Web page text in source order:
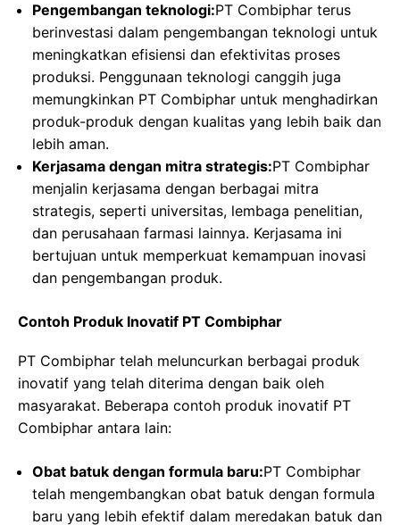
Pengembangan teknologi:PT Combiphar terus
berinvestasi dalam pengembangan teknologi untuk
meningkatkan efisiensi dan efektivitas proses
produksi. Penggunaan teknologi canggih juga
memungkinkan PT Combiphar untuk menghadirkan
produk-produk dengan kualitas yang lebih baik dan
lebih aman.
Kerjasama dengan mitra strategis:PT Combiphar
menjalin kerjasama dengan berbagai mitra
strategis, seperti universitas, lembaga penelitian,
dan perusahaan farmasi lainnya. Kerjasama ini
bertujuan untuk memperkuat kemampuan inovasi
dan pengembangan produk.
Contoh Produk Inovatif PT Combiphar
PT Combiphar telah meluncurkan berbagai produk
inovatif yang telah diterima dengan baik oleh
masyarakat. Beberapa contoh produk inovatif PT
Combiphar antara lain:
Obat batuk dengan formula baru:PT Combiphar
telah mengembangkan obat batuk dengan formula
baru yang lebih efektif dalam meredakan batuk dan